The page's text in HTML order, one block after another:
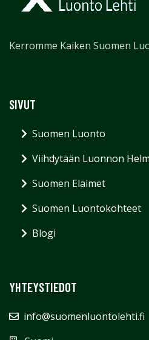
Kerromme Kaiken Suomen
SIVUT
Suomen Luonto
Viihdytään Luonnon
Suomen Eläimet
Suomen Luontokohteet
Blogi
YHTEYSTIEDOT
info@suomenluontolehti.fi